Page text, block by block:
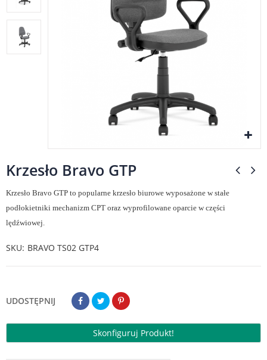
Krzesło Bravo GTP
Krzesło Bravo GTP to popularne krzesło biurowe wyposażone w stałe
podłokietniki mechanizm CPT oraz wyprofilowane oparcie w części
lędźwiowej.
SKU BRAVO TS02 GTP4
UDOSTĘPNIJ
Skonfiguruj Produkt!